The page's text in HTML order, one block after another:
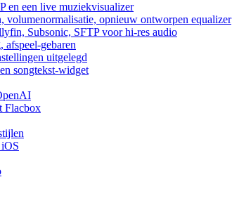
en een live muziekvisualizer
volumenormalisatie, opnieuw ontworpen equalizer
Subsonic, SFTP voor hi-res audio
gebaren
uitgelegd
songtekst-widget
Flacbox